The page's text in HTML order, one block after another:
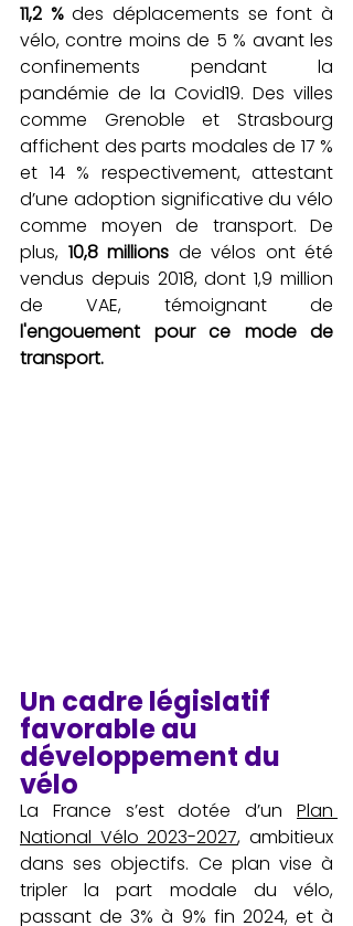
11,2 % des déplacements se font à
vélo, contre moins de 5 % avant les
confinements pendant la
pandémie de la Covid19. Des villes
comme Grenoble et Strasbourg
affichent des parts modales de 17 %
et 14 % respectivement, attestant
d’une adoption significative du vélo
comme moyen de transport. De
plus, 10,8 millions de vélos ont été
vendus depuis 2018, dont 1,9 million
l'engouement pour ce mode de
transport.
Un cadre législatif
favorable au
développement du
vélo
La France s’est dotée d’un Plan
National Vélo 2023-2027, ambitieux
dans ses objectifs. Ce plan vise à
tripler la part modale du vélo,
passant de 3% à 9% fin 2024, et à